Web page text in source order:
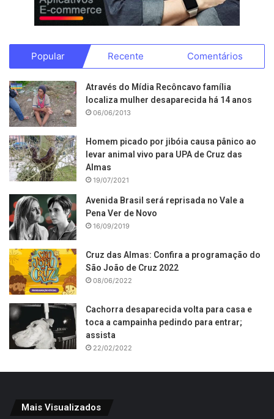
Popular Recente Comentários
Através do Mídia Recôncavo família
localiza mulher desaparecida há 14 anos
06/06/2013
Homem picado por jibóia causa pânico ao
levar animal vivo para UPA de Cruz das
Almas
19/07/2021
Avenida Brasil será reprisada no Vale a
Pena Ver de Novo
16/09/2019
Cruz das Almas: Confira a programação do
São João de Cruz 2022
08/06/2022
Cachorra desaparecida volta para casa e
toca a campainha pedindo para entrar;
assista
22/02/2022
Mais Visualizados